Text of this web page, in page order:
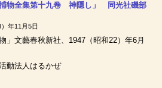
捕物全集第十九卷 神隱し」 同光社磯部
年11月5日
」文藝春秋新社、1947（昭和22）年6月
動法人はるかぜ